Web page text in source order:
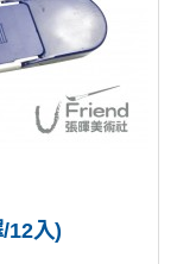
12入)